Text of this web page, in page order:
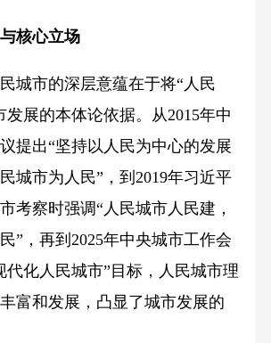
核心立场
市的深层意蕴在于将“人民
发展的本体论依据。从2015年中
提出“坚持以人民为中心的发展
城市为人民”，到2019年习近平
考察时强调“人民城市人民建，
”，再到2025年中央城市工作会
代化人民城市”目标，人民城市理
富和发展，凸显了城市发展的